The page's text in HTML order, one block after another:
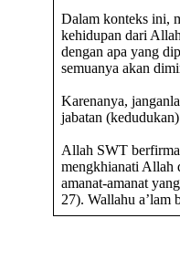
Dalam konteks ini,
kehidupan dari
dengan apa yang
semuanya akan
Karenanya,
jabatan
Allah SWT
mengkhianati Allah
amanat-amanat
27). Wallahu a’lam